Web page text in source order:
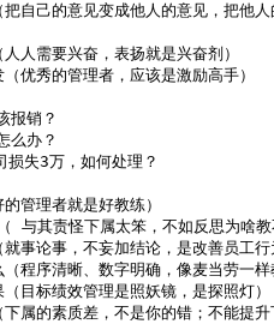
自己的意见变成他人的意见，把他
人需要兴奋，表扬就是兴奋剂）
优秀的管理者，应该是激励高手）
报销？
么办？
失3万，如何处理？
管理者就是好教练）
与其责怪下属太笨，不如反思为啥
事论事，不妄加结论，是改善员工
程序清晰、数字明确，像麦当劳一
目标绩效管理是照妖镜，是探照灯）
属的素质差，不是你的错；不能提